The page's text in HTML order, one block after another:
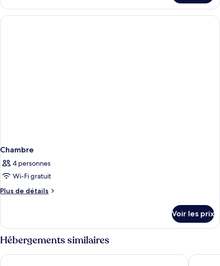
le
type
de
Chambre
4 personnes
Wi-Fi gratuit
Plus de détails
Plus
le
type
de
chambre
Chambre
Voir les prix
Hébergements similaires
Campanile Orleans Centre - Gare B&B